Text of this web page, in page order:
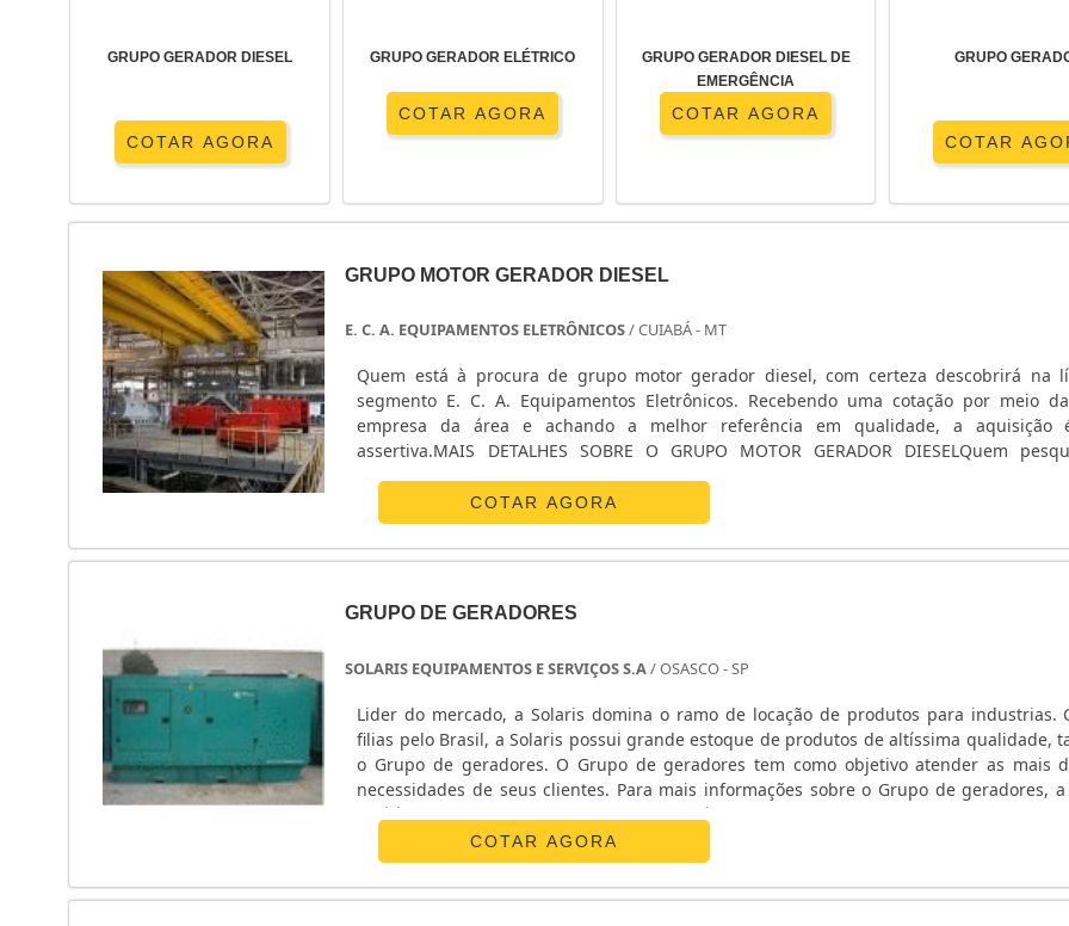
GRUPO GERADOR DIESEL
COTAR AGORA
GRUPO GERADOR ELÉTRICO
COTAR AGORA
GRUPO GERADOR DIESEL DE
EMERGÊNCIA
COTAR AGORA
GRUPO
COTAR
GRUPO MOTOR GERADOR DIESEL
E. C. A. EQUIPAMENTOS ELETRÔNICOS/ CUIABÁ - MT
Quem está à procura de grupo motor gerador diesel, com certeza descobrirá na
segmento E. C. A. Equipamentos Eletrônicos. Recebendo uma cotação por meio
empresa da área e achando a melhor referência em qualidade, a aquisição
assertiva.MAIS DETALHES SOBRE O GRUPO MOTOR GERADOR DIESELQuem
internet por grupo motor gerador diesel em uma empresa que preza pela segurança,
a E. C. A. Equipamentos El...
COTAR AGORA
GRUPO DE GERADORES
SOLARIS EQUIPAMENTOS E SERVIÇOS S.A/ OSASCO - SP
Lider do mercado, a Solaris domina o ramo de locação de produtos para industrias.
filias pelo Brasil, a Solaris possui grande estoque de produtos de altíssima qualidade,
o Grupo de geradores. O Grupo de geradores tem como objetivo atender as mais
necessidades de seus clientes. Para mais informações sobre o Grupo de geradores, a
está à disposição para elucidar qualquer dúvida pendente. Solicite agora um orçamento...
COTAR AGORA